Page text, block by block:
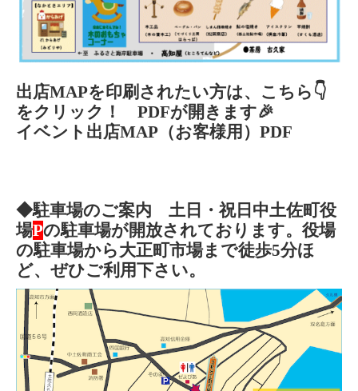
出店MAPを印刷されたい方は、こちら👇
をクリック！ PDFが開きます🎉
イベント出店MAP（お客様用）PDF
◆駐車場のご案内 土日・祝日中土佐町役
場Pの駐車場が開放されております。役場
の駐車場から大正町市場まで徒歩5分ほ
ど、ぜひご利用下さい。